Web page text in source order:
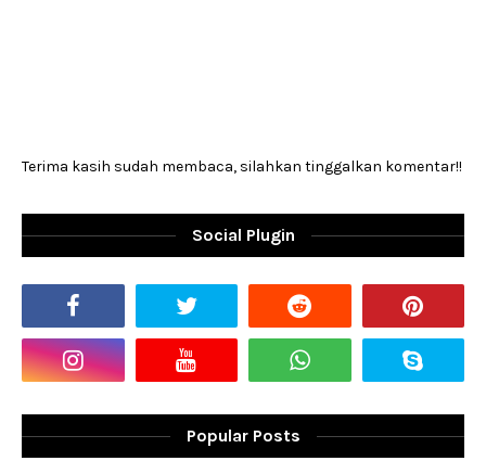
Terima kasih sudah membaca, silahkan tinggalkan komentar!!
Social Plugin
Popular Posts